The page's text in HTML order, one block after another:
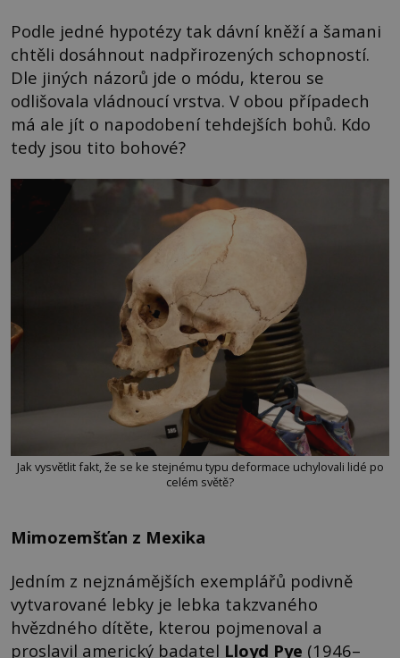
Podle jedné hypotézy tak dávní kněží a šamani
chtěli dosáhnout nadpřirozených schopností.
Dle jiných názorů jde o módu, kterou se
odlišovala vládnoucí vrstva. V obou případech
má ale jít o napodobení tehdejších bohů. Kdo
tedy jsou tito bohové?
Jak vysvětlit fakt, že se ke stejnému typu deformace uchylovali lidé po
celém světě?
Mimozemšťan z Mexika
Jedním z nejznámějších exemplářů podivně
vytvarované lebky je lebka takzvaného
hvězdného dítěte, kterou pojmenoval a
proslavil americký badatel Lloyd Pye (1946–